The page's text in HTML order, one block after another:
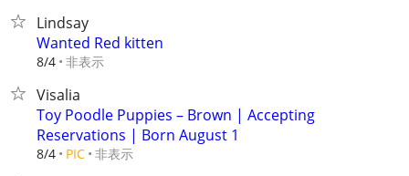
Lindsay
Wanted Red kitten
8/4 非表示
Visalia
Toy Poodle Puppies – Brown | Accepting
Reservations | Born August 1
8/4 PIC 非表示